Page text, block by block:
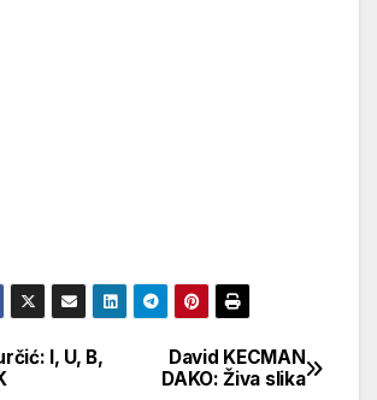
David KECMAN
DAKO: Živa slika
I, U, B,